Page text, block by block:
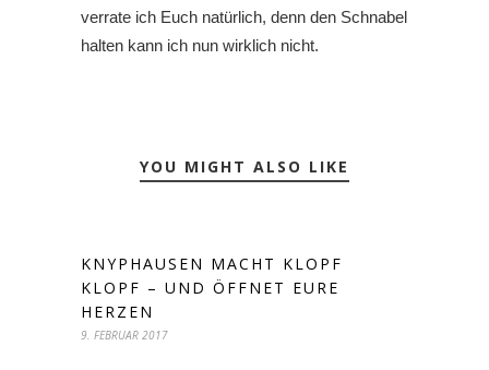
verrate ich Euch natürlich, denn den Schnabel
halten kann ich nun wirklich nicht.
YOU MIGHT ALSO LIKE
KNYPHAUSEN MACHT KLOPF
KLOPF – UND ÖFFNET EURE
HERZEN
9. FEBRUAR 2017